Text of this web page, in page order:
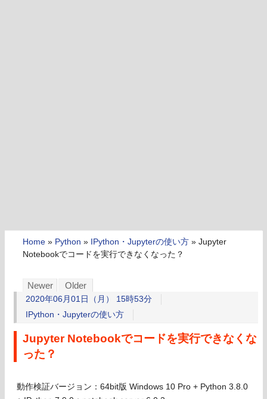
Home » Python » IPython・Jupyterの使い方 » Jupyter
Notebookでコードを実行できなくなった？
Newer Older
2020年06月01日（月） 15時53分
IPython・Jupyterの使い方
Jupyter Notebookでコードを実行できなくな
った？
動作検証バージョン：64bit版 Windows 10 Pro + Python 3.8.0